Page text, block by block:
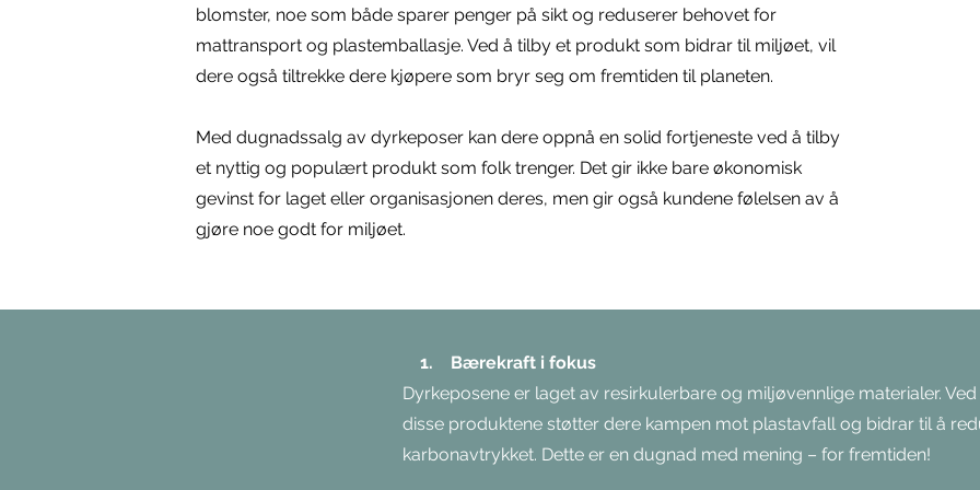
blomster, noe som både sparer penger på sikt og reduserer behovet for
mattransport og plastemballasje. Ved å tilby et produkt som bidrar til miljøet, vil
dere også tiltrekke dere kjøpere som bryr seg om fremtiden til planeten.
Med dugnadssalg av dyrkeposer kan dere oppnå en solid fortjeneste ved å tilby
et nyttig og populært produkt som folk trenger. Det gir ikke bare økonomisk
gevinst for laget eller organisasjonen deres, men gir også kundene følelsen av å
gjøre noe godt for miljøet.
1. Bærekraft i fokus
Dyrkeposene er laget av resirkulerbare og miljøvennlige materialer.
disse produktene støtter dere kampen mot plastavfall og bidrar til å
karbonavtrykket. Dette er en dugnad med mening – for fremtiden!